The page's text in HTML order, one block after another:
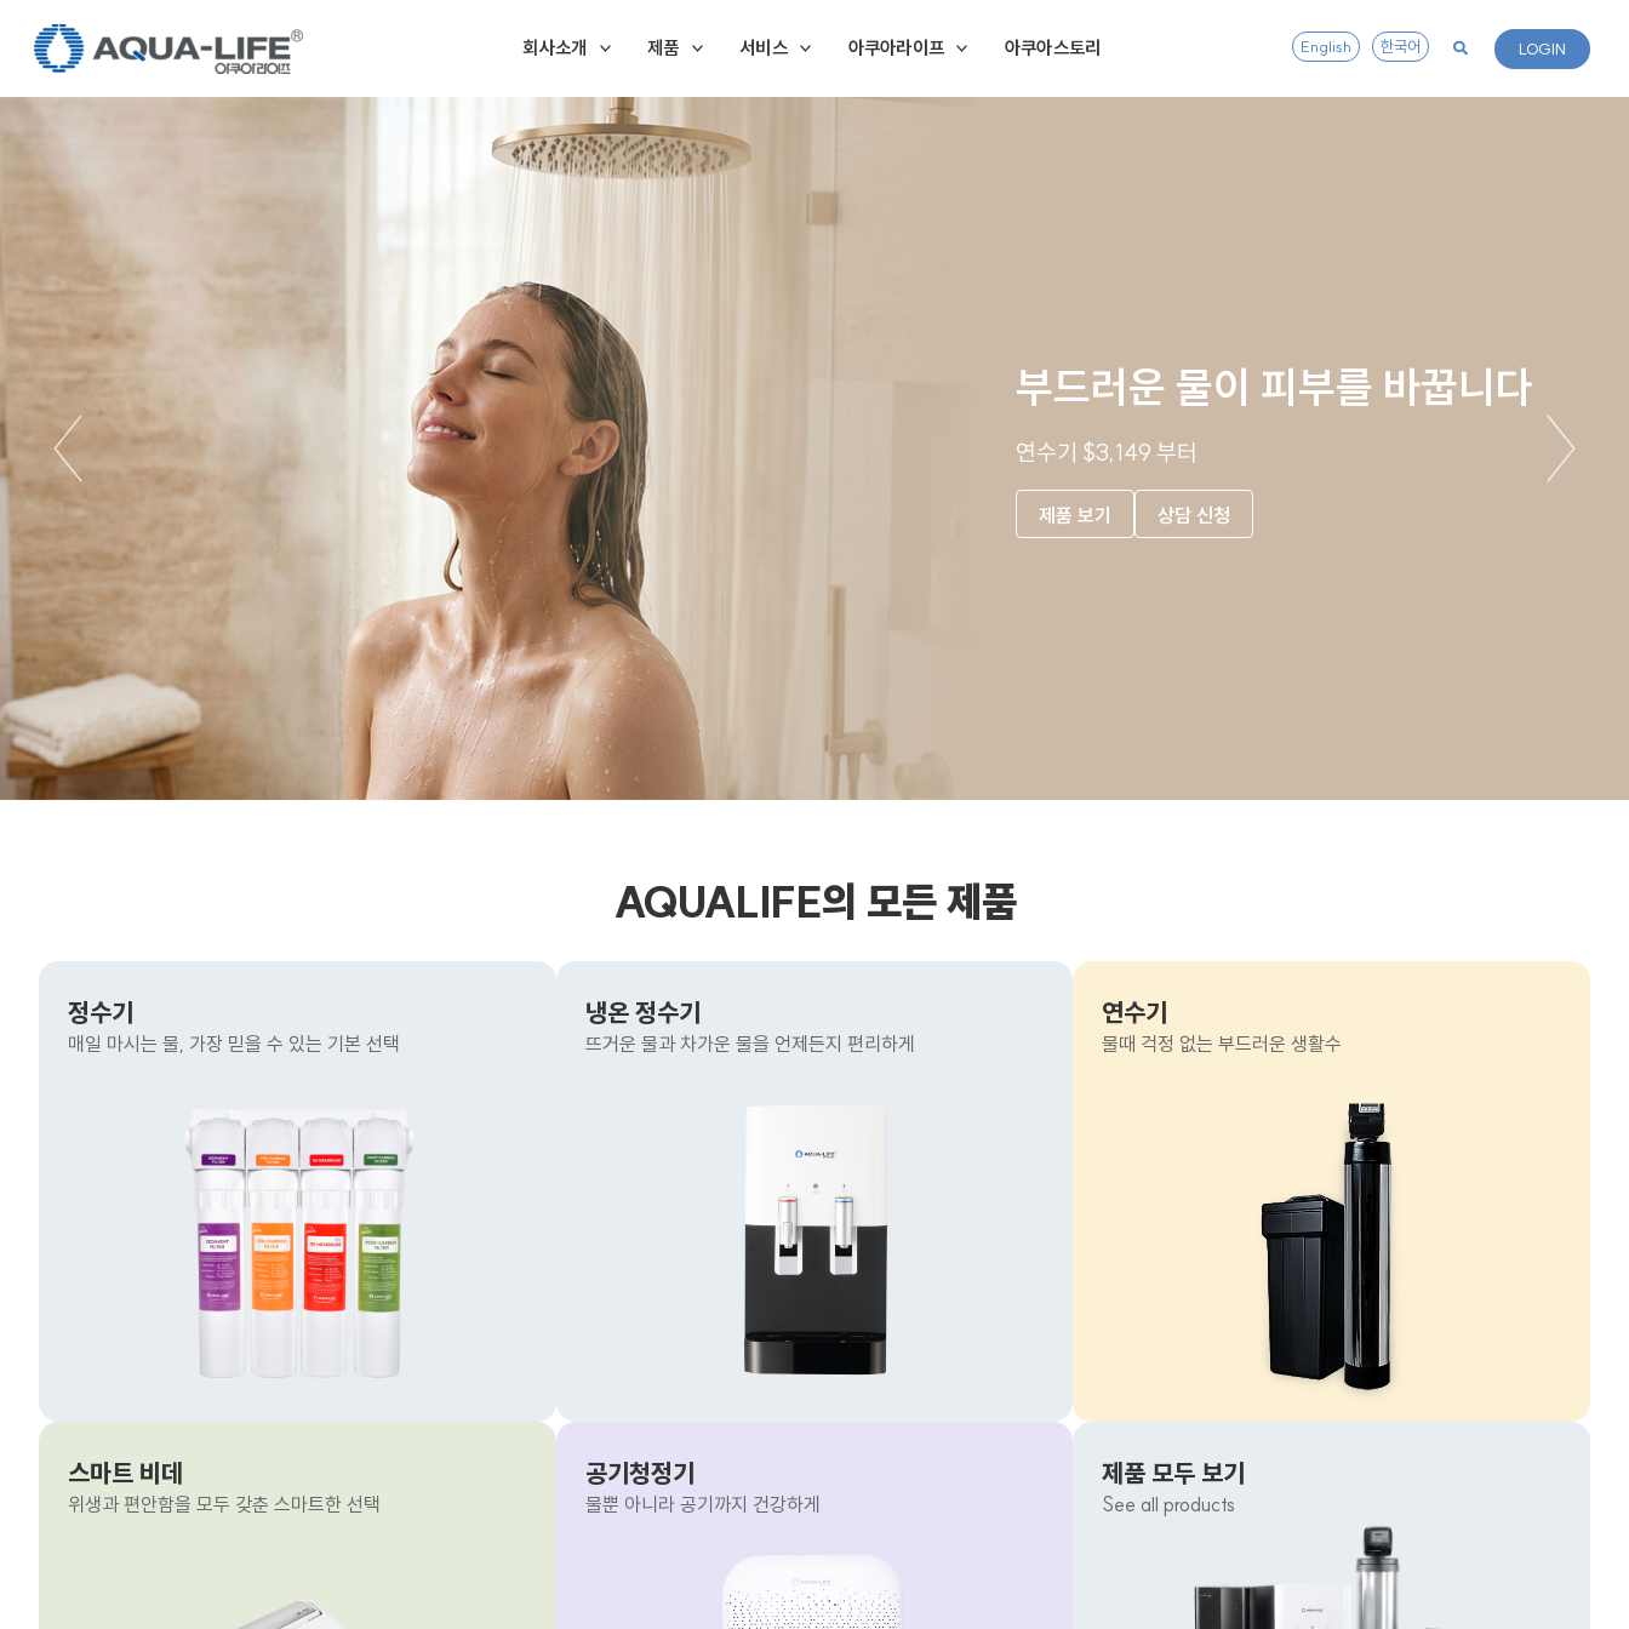
회사소개 제품 서비스 아쿠아라이프 아쿠아스토리 English 한국어 LOGIN
부드러운 물이 피부를 바꿉니다
연수기 $3,149 부터
제품 보기 상담 신청
AQUALIFE의 모든 제품
정수기
매일 마시는 물, 가장 믿을 수 있는 기본 선택
냉온 정수기
뜨거운 물과 차가운 물을 언제든지 편리하게
연수기
물때 걱정 없는 부드러운 생활수
스마트 비데
위생과 편안함을 모두 갖춘 스마트한 선택
공기청정기
물뿐 아니라 공기까지 건강하게
제품 모두 보기
See all products